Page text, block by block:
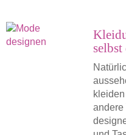
selbst
andere